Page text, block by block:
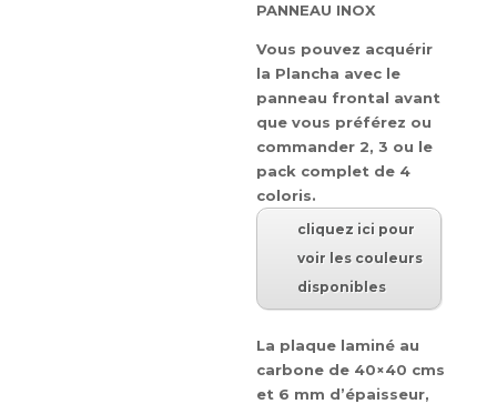
PANNEAU INOX
Vous pouvez acquérir
la Plancha avec le
panneau frontal avant
que vous préférez ou
commander 2, 3 ou le
pack complet de 4
coloris.
cliquez ici pour
voir les couleurs
disponibles
La plaque laminé au
carbone de 40×40 cms
et 6 mm d’épaisseur,